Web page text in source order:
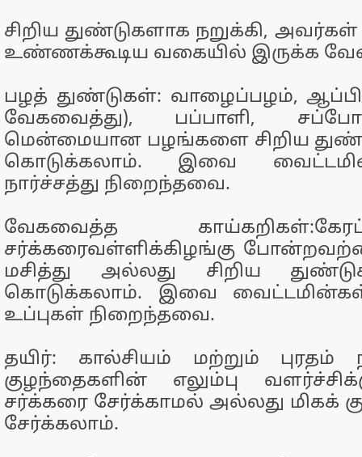
சிறிய துண்டுகளாக நறுக்கி, அவர்கள்
உண்ணக்கூடிய வகையில் இருக்க
பழத் துண்டுகள்: வாழைப்பழம்,
வேகவைத்து), பப்பாளி,
மென்மையான பழங்களை சிறிய
கொடுக்கலாம். இவை
நார்ச்சத்து நிறைந்தவை.
வேகவைத்த
சர்க்கரைவள்ளிக்கிழங்கு
மசித்து அல்லது சிறிய
கொடுக்கலாம். இவை
உப்புகள் நிறைந்தவை.
தயிர்: கால்சியம் மற்றும் புரதம்
குழந்தைகளின் எலும்பு
சர்க்கரை சேர்க்காமல் அல்லது மிகக்
சேர்க்கலாம்.